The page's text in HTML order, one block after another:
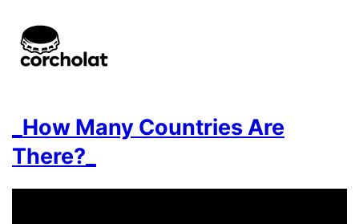
_How Many Countries Are
There?_